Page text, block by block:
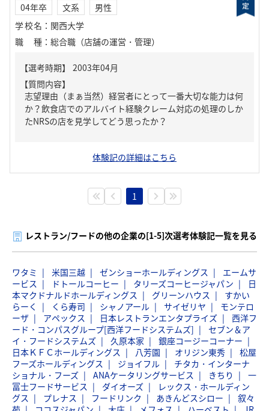
04年卒 文系
男性
学校名 ： 関西大学
職種 ： 総合職（店舗の運営・管理）
【質問内容】
志望理由（まぁ当然）経営者にとって一番大切な能力は何
か？飲食店でのアルバイト経験クレーム対応の処理のしか
たNRSの店を見学してどう思ったか？
体験記の詳細はこちら
1
レストラン/フードの他の企業の[1-5]次選考体験記一覧を見る
ワタミ 米国三越 ゼンショーホールディングス
エームサ
ービス
ドトールコーヒー タリーズコーヒージャパン
日
本マクドナルドホールディングス
グリーンハウス
すかい
らーく
くら寿司 シャノアール サイゼリヤ
モンテロ
ーザ
アペックス 日本レストランエンタプライズ
西洋フ
ード・コンパスグループ[西洋フードシステムズ]
セブン＆ア
イ・フードシステムズ
久原本家
銀座コージーコーナー
日本ＫＦＣホールディングス
八芳園 オリジン東秀
松屋
フーズホールディングス
ジョイフル
チタカ・インターナ
ショナル・フーズ
ANAケータリングサービス きちり
一
冨士フードサービス
ダイオーズ
レックス・ホールディン
グス
プレナス フードリンク あきんどスシロー
叙々